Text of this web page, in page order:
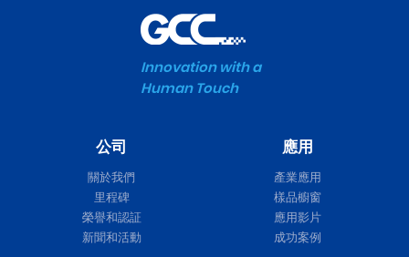
Innovation with a
Human Touch
公司
關於我們
里程碑
榮譽和認証
新聞和活動
應用
產業應用
樣品櫥窗
應用影片
成功案例